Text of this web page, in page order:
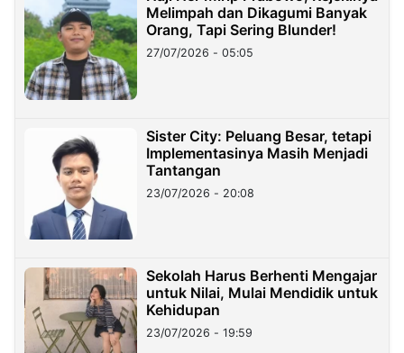
Melimpah dan Dikagumi Banyak
Orang, Tapi Sering Blunder!
27/07/2026 - 05:05
Sister City: Peluang Besar, tetapi
Implementasinya Masih Menjadi
Tantangan
23/07/2026 - 20:08
Sekolah Harus Berhenti Mengajar
untuk Nilai, Mulai Mendidik untuk
Kehidupan
23/07/2026 - 19:59